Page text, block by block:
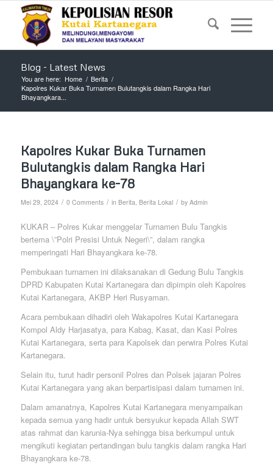
Blog - Latest News
You are here: Home / Berita /
Kapolres Kukar Buka Turnamen Bulutangkis dalam Rangka Hari
Bhayangkara...
Kapolres Kukar Buka Turnamen
Bulutangkis dalam Rangka Hari
Bhayangkara ke-78
Mei 29, 2024 / 0 Comments / in Berita, Berita Lokal / by Admin
KUKAR – Polres Kukar menggelar Turnamen Bulu Tangkis
bertema \”Polri Presisi Untuk Negeri\”, dalam rangka
memperingati Hari Bhayangkara ke-78.
Pembukaan turnamen ini dilaksanakan di Gedung Bulu Tangkis
DPRD Kabupaten Kutai Kartanegara dan dipimpin oleh Kapolres
Kutai Kartanegara, AKBP Heri Rusyaman.
Acara pembukaan dihadiri oleh Wakapolres Kutai Kartanegara
Kompol Aldy Harjasatya, para Kabag, Kasat, dan Kasi Polres
Kutai Kartanegara, serta para Kapolsek dan perwira Polres Kutai
Kartanegara.
Selain itu, turut hadir personil Polres dan Polsek jajaran Polres
Kutai Kartanegara yang akan berpartisipasi dalam turnamen ini.
Dalam amanatnya, Kapolres Kutai Kartanegara menyampaikan
kepada semua yang hadir untuk bersyukur kepada Allah SWT
atas rahmat dan karunia-Nya sehingga bisa berkumpul untuk
mengikuti kegiatan pertandingan bulu tangkis dalam rangka Hari
Bhayangkara ke-78.